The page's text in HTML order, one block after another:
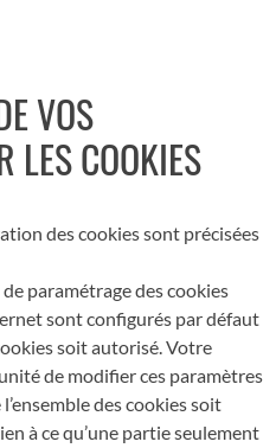
VOS
LES COOKIES
des cookies sont précisées
paramétrage des cookies
sont configurés par défaut
soit autorisé. Votre
de modifier ces paramètres
des cookies soit
à ce qu’une partie seulement